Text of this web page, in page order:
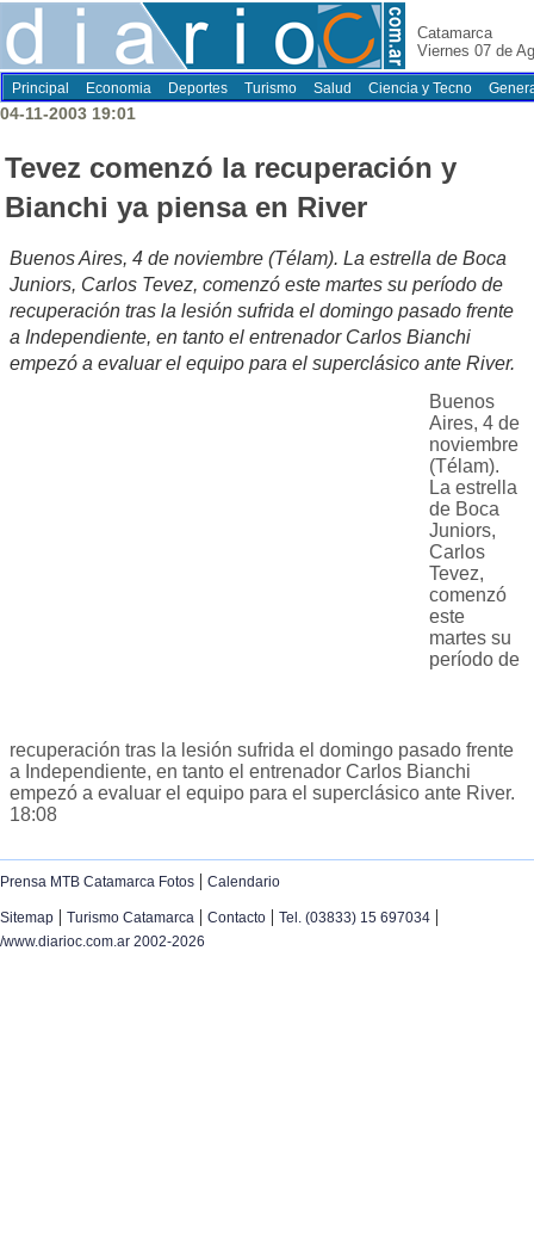
Catamarca
Viernes 07 de
Principal Economia Deportes Turismo Salud Ciencia y Tecno
04-11-2003 19:01
Tevez comenzó la recuperación y
Bianchi ya piensa en River
Buenos Aires, 4 de noviembre (Télam). La estrella de Boca
Juniors, Carlos Tevez, comenzó este martes su período de
recuperación tras la lesión sufrida el domingo pasado frente
a Independiente, en tanto el entrenador Carlos Bianchi
empezó a evaluar el equipo para el superclásico ante River.
Buenos
Aires, 4 de
noviembre
(Télam).
La estrella
de Boca
Juniors,
Carlos
Tevez,
comenzó
este
martes su
período de
recuperación tras la lesión sufrida el domingo pasado frente
a Independiente, en tanto el entrenador Carlos Bianchi
empezó a evaluar el equipo para el superclásico ante River.
18:08
Prensa MTB Catamarca Fotos | Calendario
Sitemap | Turismo Catamarca | Contacto | Tel. (03833) 15 697034 |
/www.diarioc.com.ar 2002-2026